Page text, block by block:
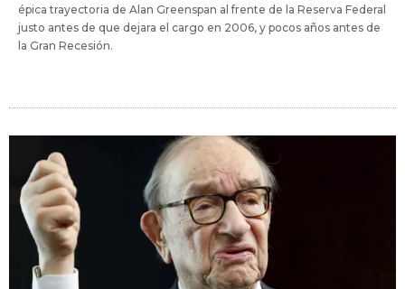
épica trayectoria de Alan Greenspan al frente de la Reserva Federal
justo antes de que dejara el cargo en 2006, y pocos años antes de
la Gran Recesión.